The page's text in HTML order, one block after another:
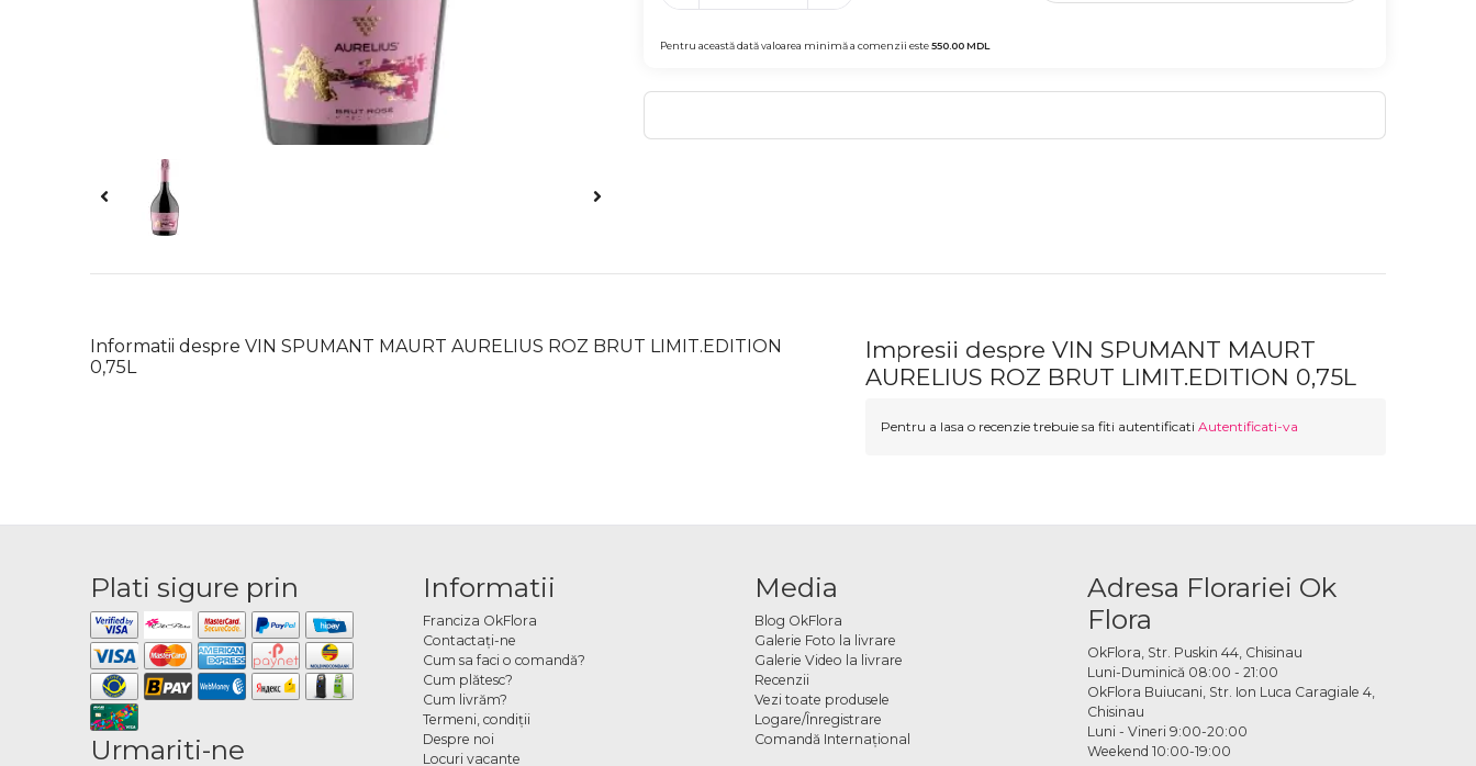
Pentru această dată valoarea minimă a comenzii este550.00MDL
Informatii despre VIN SPUMANT MAURT AURELIUS ROZ BRUT LIMIT.EDITION
0,75L
Impresii despre VIN SPUMANT MAURT
AURELIUS ROZ BRUT LIMIT.EDITION 0,75L
Pentru a lasa o recenzie trebuie sa fiti autentificati Autentificati-va
Plati sigure prin
Urmariti-ne
Informatii
Franciza OkFlora
Contactaţi-ne
Cum sa faci o comandă?
Cum plătesc?
Cum livrăm?
Termeni, condiţii
Despre noi
Locuri vacante
Media
Blog OkFlora
Galerie Foto la livrare
Galerie Video la livrare
Recenzii
Vezi toate produsele
Logare/Înregistrare
Comandă Internațional
Adresa Florariei Ok
Flora
OkFlora, Str. Puskin 44, Chisinau
Luni-Duminică 08:00 - 21:00
OkFlora Buiucani, Str. Ion Luca Caragiale 4,
Chisinau
Luni - Vineri 9:00-20:00
Weekend 10:00-19:00